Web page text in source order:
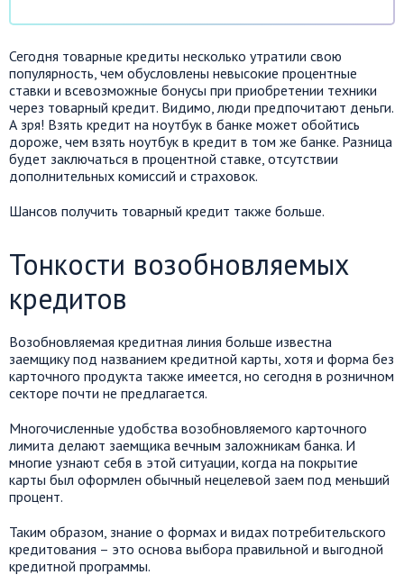
Сегодня товарные кредиты несколько утратили свою
популярность, чем обусловлены невысокие процентные
ставки и всевозможные бонусы при приобретении техники
через товарный кредит. Видимо, люди предпочитают деньги.
А зря! Взять кредит на ноутбук в банке может обойтись
дороже, чем взять ноутбук в кредит в том же банке. Разница
будет заключаться в процентной ставке, отсутствии
дополнительных комиссий и страховок.
Шансов получить товарный кредит также больше.
Тонкости возобновляемых
кредитов
Возобновляемая кредитная линия больше известна
заемщику под названием кредитной карты, хотя и форма без
карточного продукта также имеется, но сегодня в розничном
секторе почти не предлагается.
Многочисленные удобства возобновляемого карточного
лимита делают заемщика вечным заложникам банка. И
многие узнают себя в этой ситуации, когда на покрытие
карты был оформлен обычный нецелевой заем под меньший
процент.
Таким образом, знание о формах и видах потребительского
кредитования – это основа выбора правильной и выгодной
кредитной программы.